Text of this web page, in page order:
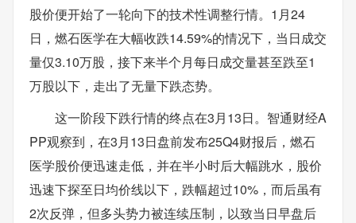
股价便开始了一轮向下的技术性调整行情。1月24
日，燃石医学在大幅收跌14.59%的情况下，当日成交
量仅3.10万股，接下来半个月每日成交量甚至跌至1
万股以下，走出了无量下跌态势。
这一阶段下跌行情的终点在3月13日。智通财经A
PP观察到，在3月13日盘前发布25Q4财报后，燃石
医学股价便迅速走低，并在半小时后大幅跳水，股价
迅速下探至日均价线以下，跌幅超过10%，而后虽有
2次反弹，但多头势力被连续压制，以致当日早盘后